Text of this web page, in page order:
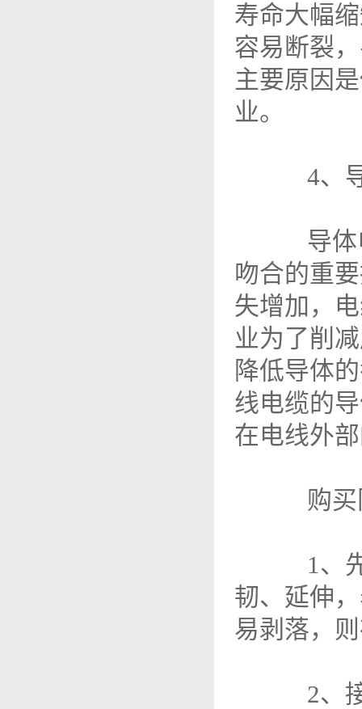
寿命大幅
容易断裂
主要原因
业。
4、导
导体电
吻合的重
失增加，
业为了削
降低导体
线电缆的
在电线外
购买阻
1、先
韧、延伸
易剥落，
2、接